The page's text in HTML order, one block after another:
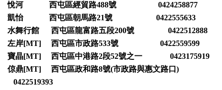
悅河 西屯區經貿路488號 0424258877
凱怡 西屯區朝馬路21號 0422555633
水舞行館 西屯區龍富路五段200號 0422512888
左岸[MT] 西屯區市政路533號 0422559599
寶晶[MT] 西屯區中港路2段52號之一 0423175919
倞鼎[MT] 西屯區政和路8號(市政路與惠文路口)
0422519393